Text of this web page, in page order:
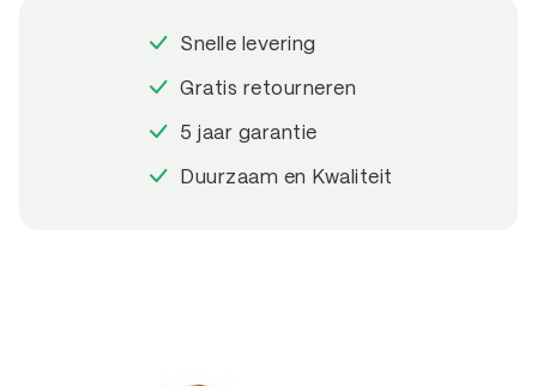
Snelle levering
Gratis retourneren
5 jaar garantie
Duurzaam en Kwaliteit